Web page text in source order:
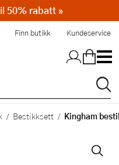
Finn butikk Kundeservice
Bestikksett Kingham
50% rabatt »